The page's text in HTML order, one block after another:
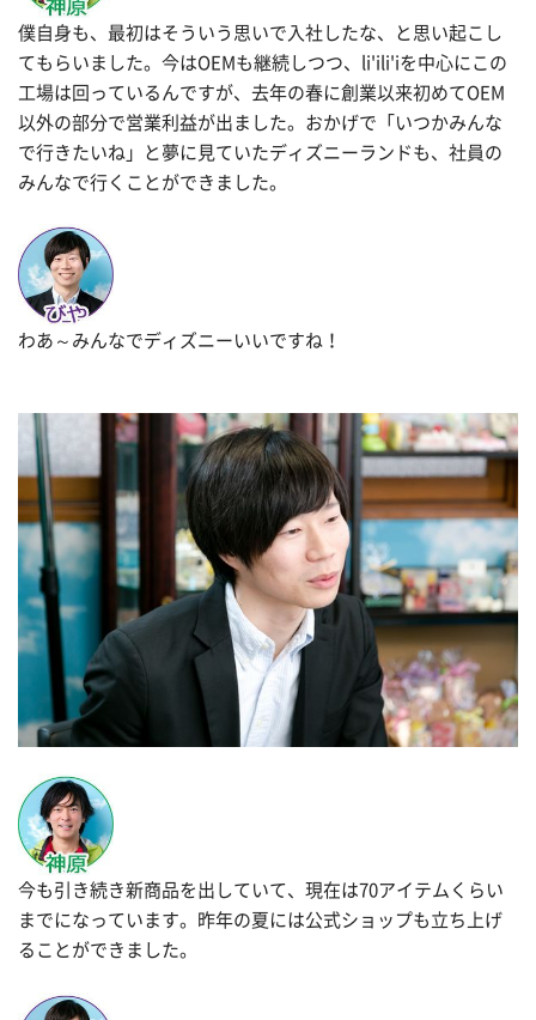
僕自身も、最初はそういう思いで入社したな、と思い起こし
てもらいました。今はOEMも継続しつつ、li'ili'iを中心にこの
工場は回っているんですが、去年の春に創業以来初めてOEM
以外の部分で営業利益が出ました。おかげで「いつかみんな
で行きたいね」と夢に見ていたディズニーランドも、社員の
みんなで行くことができました。
わあ～みんなでディズニーいいですね！
今も引き続き新商品を出していて、現在は70アイテムくらい
までになっています。昨年の夏には公式ショップも立ち上げ
ることができました。